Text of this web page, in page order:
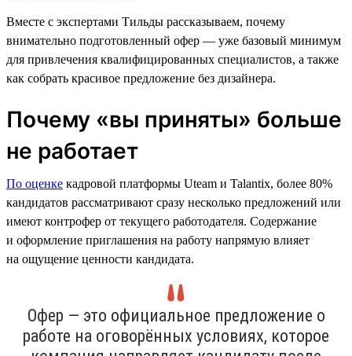
Вместе с экспертами Тильды рассказываем, почему
внимательно подготовленный офер — уже базовый минимум
для привлечения квалифицированных специалистов, а также
как собрать красивое предложение без дизайнера.
Почему «вы приняты» больше
не работает
По оценке кадровой платформы Uteam и Talantix, более 80%
кандидатов рассматривают сразу несколько предложений или
имеют контрофер от текущего работодателя. Содержание
и оформление приглашения на работу напрямую влияет
на ощущение ценности кандидата.
Офер — это официальное предложение о
работе на оговорённых условиях, которое